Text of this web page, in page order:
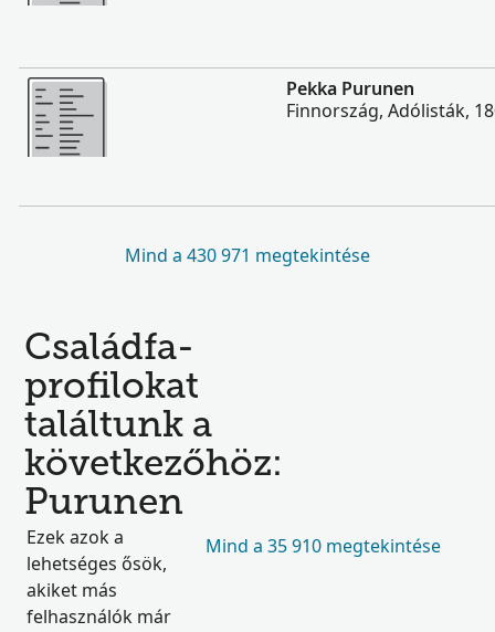
Több
Pekka Purunen
Finnország, Adólisták,
Mind a 430 971 megtekintése
Családfa-
profilokat
találtunk a
következőhöz:
Purunen
Ezek azok a
lehetséges ősök,
akiket más
felhasználók már
Mind a 35 910 megtekintése